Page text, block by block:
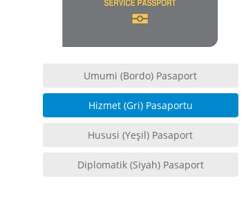
Umumi (Bordo) Pasaport
Hizmet (Gri) Pasaportu
Hususi (Yeşil) Pasaport
Diplomatik (Siyah) Pasaport